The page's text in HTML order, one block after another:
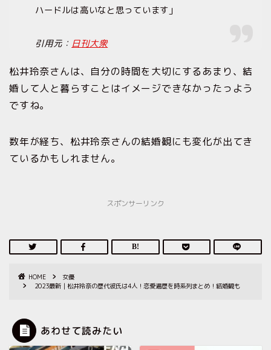
ハードルは高いなと思っています」
引用元： 日刊大衆
松井玲奈さんは、自分の時間を大切にするあまり、結
婚して人と暮らすことはイメージできなかったっよう
ですね。
数年が経ち、松井玲奈さんの結婚観にも変化が出てき
ているかもしれません。
スポンサーリンク
HOME
女優
2023最新｜松井玲奈の歴代彼氏は4人！恋愛遍歴を時系列まとめ！結婚観も
あわせて読みたい